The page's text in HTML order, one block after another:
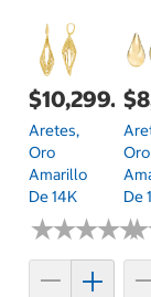
$10,299.00
Aretes,
Oro
Amarillo
De 14K
★★★★★
★★★★★
Oro
De
★
★